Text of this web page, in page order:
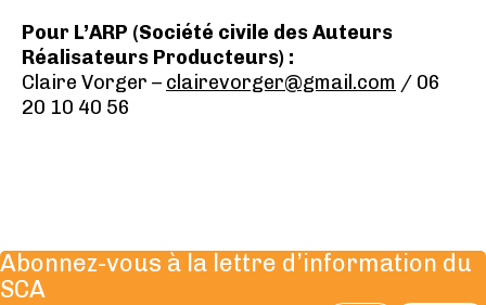
Pour L’ARP (Société civile des Auteurs
Réalisateurs Producteurs) :
Claire Vorger – clairevorger@gmail.com / 06
20 10 40 56
Abonnez-vous à la lettre d’information du
SCA